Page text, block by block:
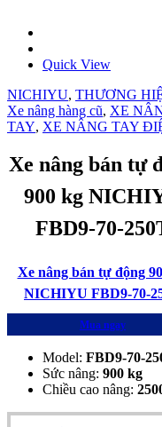
Quick View
NICHIYU, THƯƠNG
Xe nâng hàng cũ, XE
TAY, XE NÂNG TAY
Xe nâng bán tự
900 kg
FBD9-70-
Xe nâng bán tự động
NICHIYU FBD9-70-
Mua ngay
Model: FBD9-70-
Sức nâng: 900 kg
Chiều cao nâng: